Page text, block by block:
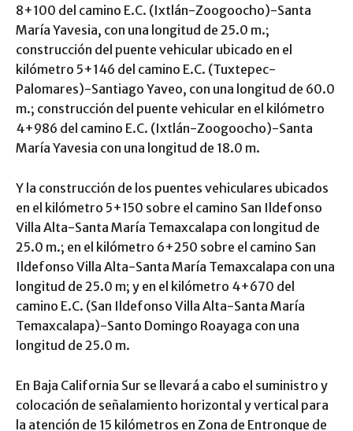
8+100 del camino E.C. (Ixtlán-Zoogoocho)-Santa
María Yavesia, con una longitud de 25.0 m.;
construcción del puente vehicular ubicado en el
kilómetro 5+146 del camino E.C. (Tuxtepec-
Palomares)-Santiago Yaveo, con una longitud de 60.0
m.; construcción del puente vehicular en el kilómetro
4+986 del camino E.C. (Ixtlán-Zoogoocho)-Santa
María Yavesia con una longitud de 18.0 m.
Y la construcción de los puentes vehiculares ubicados
en el kilómetro 5+150 sobre el camino San Ildefonso
Villa Alta-Santa María Temaxcalapa con longitud de
25.0 m.; en el kilómetro 6+250 sobre el camino San
Ildefonso Villa Alta-Santa María Temaxcalapa con una
longitud de 25.0 m; y en el kilómetro 4+670 del
camino E.C. (San Ildefonso Villa Alta-Santa María
Temaxcalapa)-Santo Domingo Roayaga con una
longitud de 25.0 m.
En Baja California Sur se llevará a cabo el suministro y
colocación de señalamiento horizontal y vertical para
la atención de 15 kilómetros en Zona de Entronque de